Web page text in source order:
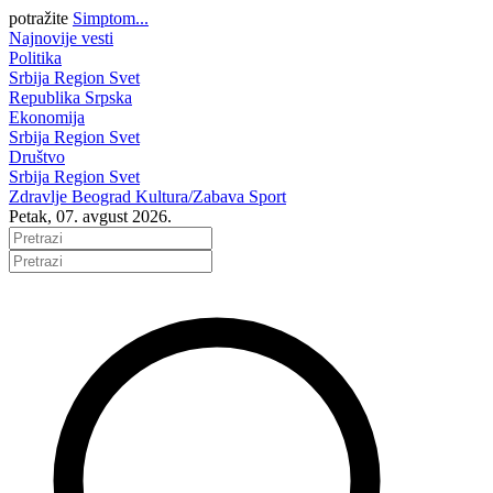
potražite Simptom...
Najnovije vesti
Politika
Srbija Region Svet
Republika Srpska
Ekonomija
Srbija Region Svet
Društvo
Srbija Region Svet
Zdravlje Beograd Kultura/Zabava Sport
Petak, 07. avgust 2026.